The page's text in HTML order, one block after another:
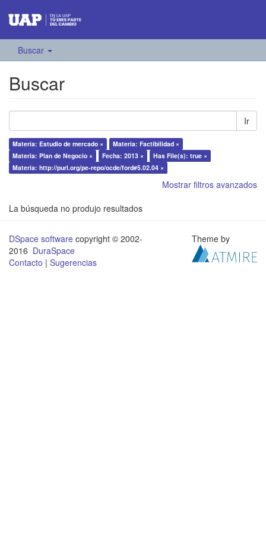
Buscar
Buscar
Ir
Materia: Estudio de mercado ×
Materia: Factibilidad ×
Materia: Plan de Negocio ×
Fecha: 2013 ×
Has File(s): true ×
Materia: http://purl.org/pe-repo/ocde/ford#5.02.04 ×
Mostrar filtros avanzados
La búsqueda no produjo resultados
DSpace software copyright © 2002-
2016 DuraSpace
Contacto | Sugerencias
Theme by